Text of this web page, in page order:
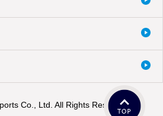
Co., Ltd. All Rights Reserved.